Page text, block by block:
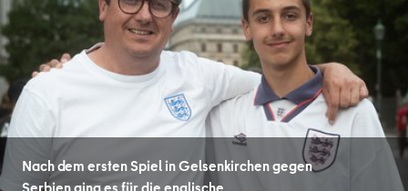
Nach dem ersten Spiel in Gelsenkirchen gegen